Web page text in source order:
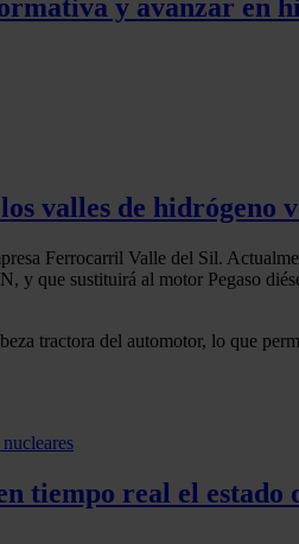
y avanzar en
valles de hidrógeno
Ferrocarril Valle del Sil.
que sustituirá al motor Pegaso
tractora del automotor, lo que
tiempo real el estado